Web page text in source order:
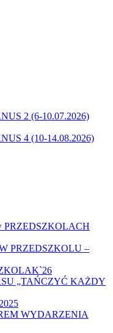
2 (6-10.07.2026)
4 (10-14.08.2026)
PRZEDSZKOLACH
PRZEDSZKOLU –
„TAŃCZYĆ KAŻDY
WYDARZENIA